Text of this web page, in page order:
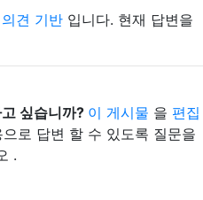
의견 기반 입니다. 현재 답변을
싶습니까? 이 게시물 을 편집
로 답변 할 수 있도록 질문을
.